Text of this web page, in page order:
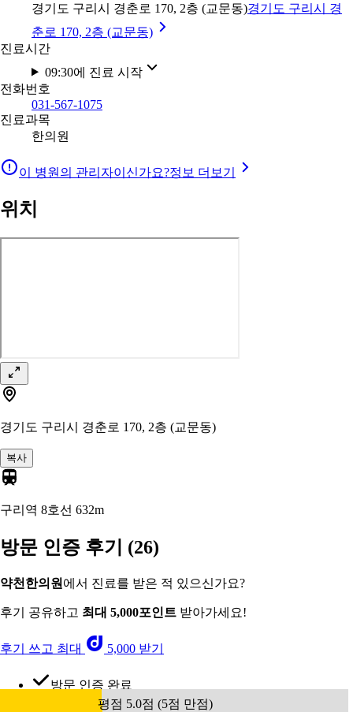
경기도 구리시 경춘로 170, 2층 (교문동)경기도 구리시 경
춘로 170, 2층 (교문동)
진료시간
09:30에 진료 시작
전화번호
031-567-1075
진료과목
한의원
이 병원의 관리자이신가요?정보 더보기
위치
경기도 구리시 경춘로 170, 2층 (교문동)
복사
구리역 8호선 632m
방문 인증 후기 (26)
약천한의원 에서 진료를 받은 적 있으신가요?
후기 공유하고 최대 5,000포인트 받아가세요!
후기 쓰고 최대 5,000 받기
방문 인증 완료
평점 5.0점 (5점 만점)